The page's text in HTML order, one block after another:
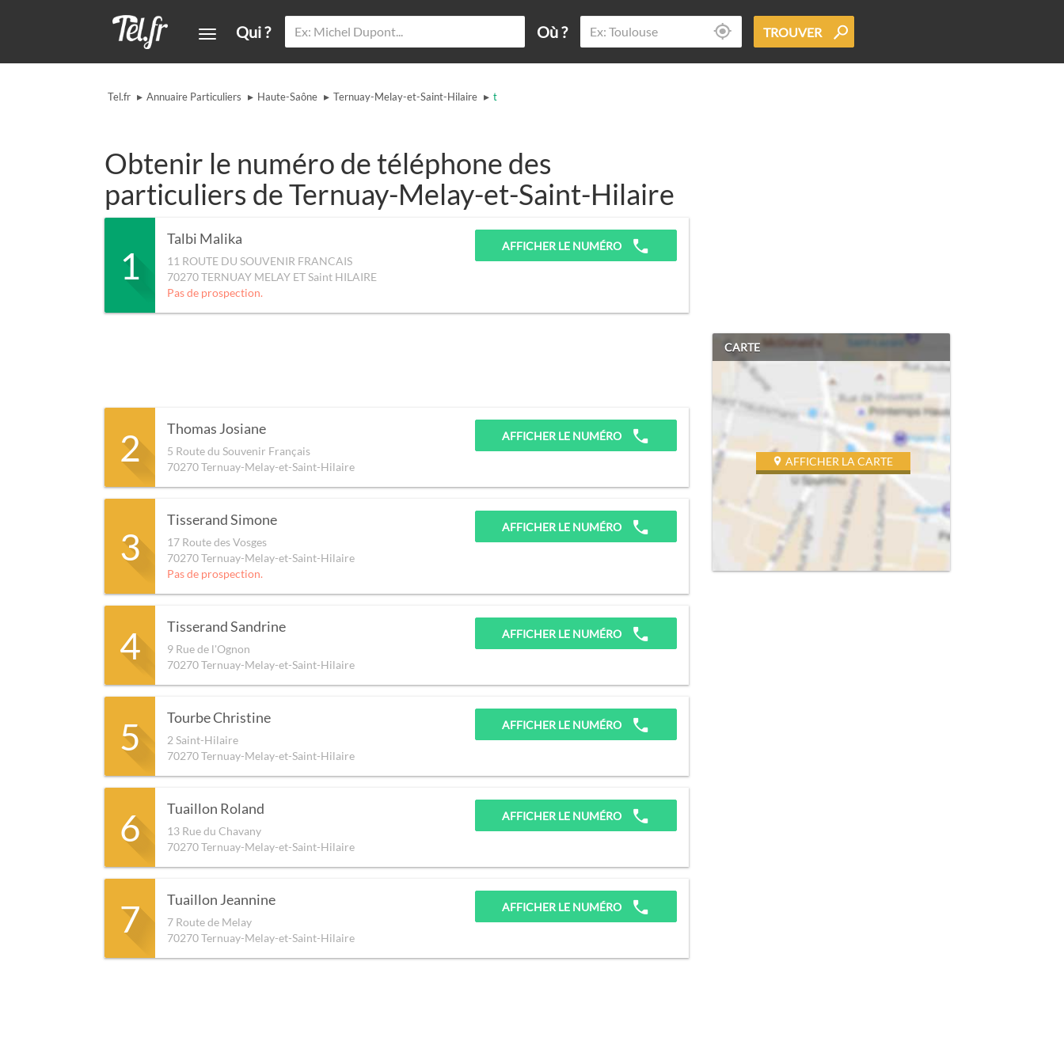
Qui ? Où ? TROUVER
Tel.fr ▸ Annuaire Particuliers ▸ Haute-Saône ▸ Ternuay-Melay-et-Saint-Hilaire ▸ t
Obtenir le numéro de téléphone des
particuliers de Ternuay-Melay-et-Saint-Hilaire
1
Talbi Malika
11 ROUTE DU SOUVENIR FRANCAIS
70270TERNUAY MELAY ET Saint HILAIRE
Pas de prospection.
AFFICHER LE NUMÉRO
2 Thomas Josiane
5 Route du Souvenir Français
70270Ternuay-Melay-et-Saint-Hilaire
AFFICHER LE NUMÉRO
3
Tisserand Simone
17 Route des Vosges
70270Ternuay-Melay-et-Saint-Hilaire
Pas de prospection.
AFFICHER LE NUMÉRO
4 Tisserand Sandrine
9 Rue de l'Ognon
70270Ternuay-Melay-et-Saint-Hilaire
AFFICHER LE NUMÉRO
5 Tourbe Christine
2 Saint-Hilaire
70270Ternuay-Melay-et-Saint-Hilaire
AFFICHER LE NUMÉRO
6 Tuaillon Roland
13 Rue du Chavany
70270Ternuay-Melay-et-Saint-Hilaire
AFFICHER LE NUMÉRO
7 Tuaillon Jeannine
7 Route de Melay
70270Ternuay-Melay-et-Saint-Hilaire
AFFICHER LE NUMÉRO
CARTE
AFFICHER LA CARTE